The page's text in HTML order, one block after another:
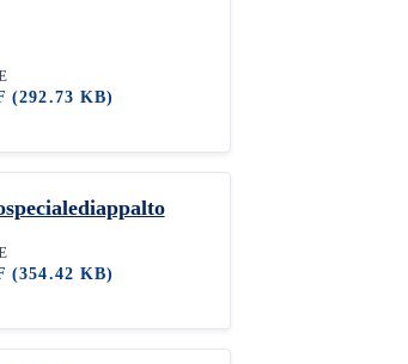
(292.73 KB)
(354.42 KB)